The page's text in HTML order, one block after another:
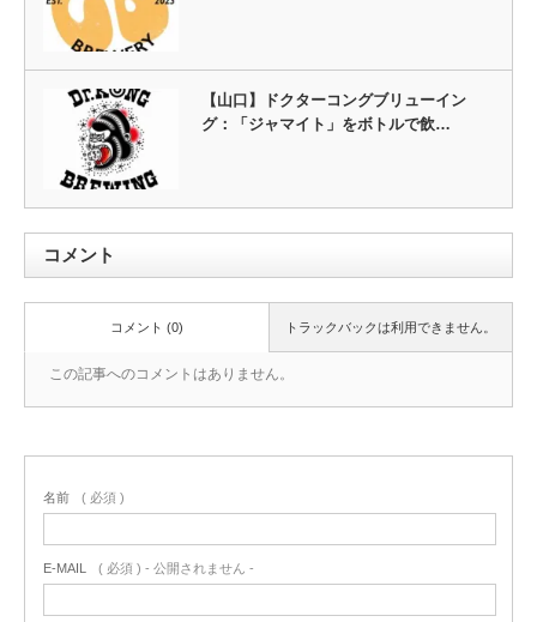
【山口】ドクターコングブリューイン
グ：「ジャマイト」をボトルで飲…
コメント
トラックバックは利用できません。
コメント (0)
この記事へのコメントはありません。
名前 ( 必須 )
E-MAIL ( 必須 ) - 公開されません -